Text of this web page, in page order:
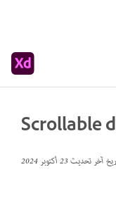
Scrollable
آخر تحديث23 أكتوبر 2024